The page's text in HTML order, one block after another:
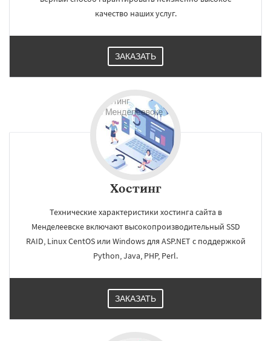
качество наших услуг.
ЗАКАЗАТЬ
Хостинг
Технические характеристики хостинга сайта в
Менделеевске включают высокопроизводительный SSD
RAID, Linux CentOS или Windows для ASP.NET c поддержкой
Python, Java, PHP, Perl.
ЗАКАЗАТЬ